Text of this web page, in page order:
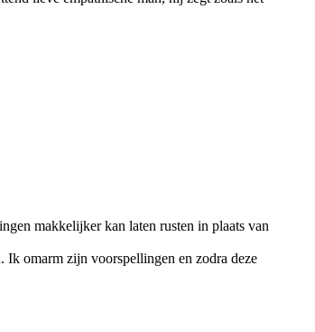
makkelijker kan laten rusten in plaats van
Ik omarm zijn voorspellingen en zodra deze